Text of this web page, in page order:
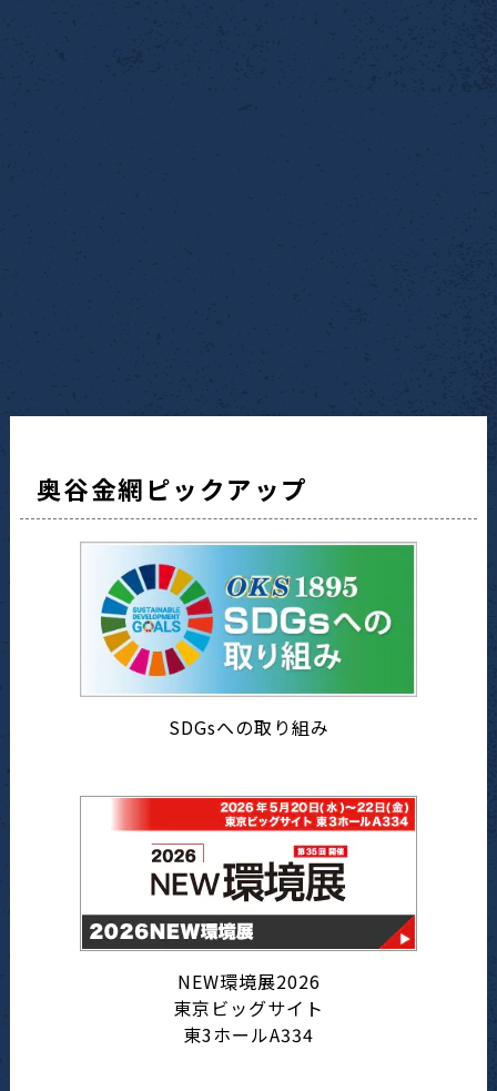
奥谷金網ピックアップ
SDGsへの取り組み
NEW環境展2026
東京ビッグサイト
東3ホールA334